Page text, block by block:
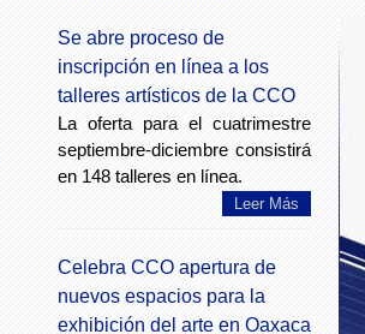
Se abre proceso de
inscripción en línea a los
talleres artísticos de la CCO
La oferta para el cuatrimestre
septiembre-diciembre consistirá
en 148 talleres en línea.
Leer Más
Celebra CCO apertura de
nuevos espacios para la
exhibición del arte en Oaxaca